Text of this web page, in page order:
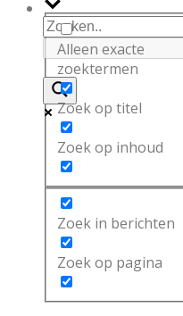
Alleen exacte
zoektermen
Zoek op titel
Zoek op inhoud
Zoek in berichten
Zoek op pagina